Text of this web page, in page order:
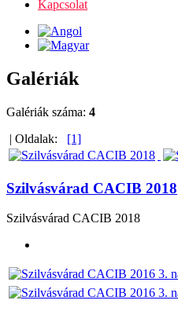
Kapcsolat
Galériák
Galériák száma: 4
| Oldalak: [1]
Szilvásvárad CACIB 2018
Szilvásvárad CACIB 2018